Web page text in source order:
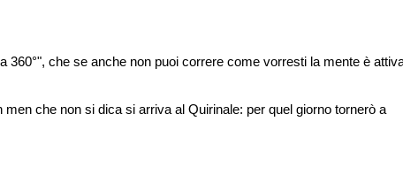
360°", che se anche non puoi correre come vorresti la mente è
che non si dica si arriva al Quirinale: per quel giorno tornerò a